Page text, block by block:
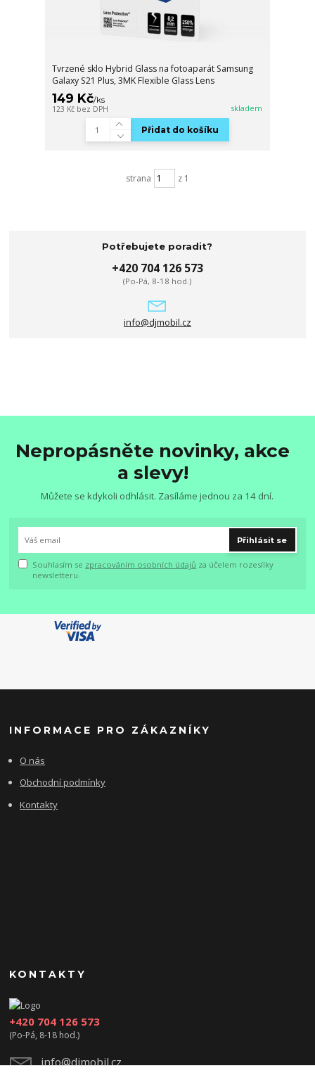
Tvrzené sklo Hybrid Glass na fotoaparát Samsung
Galaxy S21 Plus, 3MK Flexible Glass Lens
149 Kč/ks
123 Kč bez DPH skladem
Přidat do košíku
strana z 1
Potřebujete poradit?
+420 704 126 573
(Po-Pá, 8-18 hod.)
info@djmobil.cz
Nepropásněte novinky, akce
a slevy!
Můžete se kdykoli odhlásit. Zasíláme jednou za 14 dní.
Přihlásit se
Souhlasím se zpracováním osobních údajů za účelem rozesílky
newsletteru.
INFORMACE PRO ZÁKAZNÍKY
O nás
Obchodní podmínky
Kontakty
KONTAKTY
+420 704 126 573
(Po-Pá, 8-18 hod.)
info@djmobil.cz